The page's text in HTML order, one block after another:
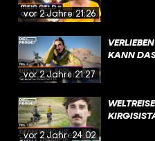
vor 2 Jahren21:26
vor 2 Jahren21:27
KANN
vor 2 Jahren24:02